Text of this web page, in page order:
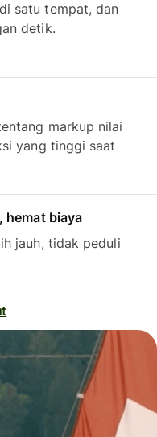
satu tempat, dan
detik.
markup nilai
yang tinggi saat
hemat biaya
jauh, tidak peduli